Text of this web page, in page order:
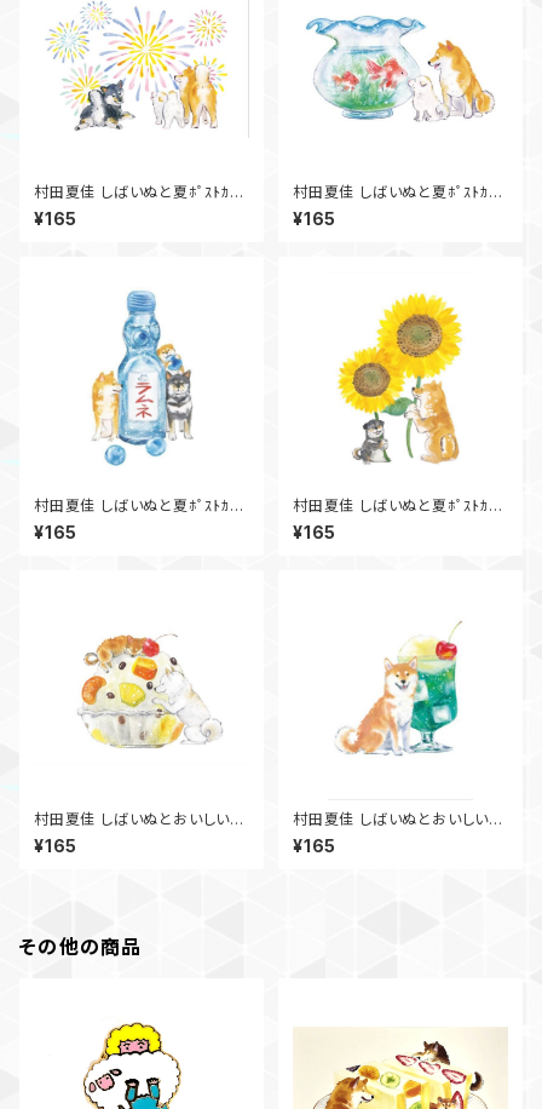
村田夏佳 しばいぬと夏ﾎﾟｽﾄｶｰ
ﾄﾞ 花火 PS-178s
¥165
村田夏佳 しばいぬと夏ﾎﾟｽﾄｶｰ
ﾄﾞ 金魚 PS-177s
¥165
村田夏佳 しばいぬと夏ﾎﾟｽﾄｶｰ
ﾄﾞ PS-175s
¥165
村田夏佳 しばいぬと夏ﾎﾟｽﾄｶｰ
ﾄﾞ PS-174s
¥165
村田夏佳 しばいぬとおいしい夏
ﾎﾟｽﾄｶｰﾄﾞ PS-161s
¥165
村田夏佳 しばいぬとおいしい夏
ﾎﾟｽﾄｶｰﾄﾞ PS-152s
¥165
その他の商品